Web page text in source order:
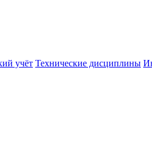
учёт Технические дисциплины